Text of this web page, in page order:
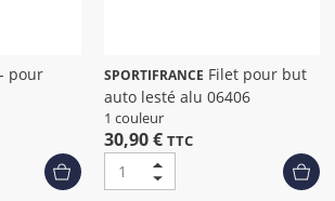
SPORTIFRANCE
auto lesté alu 06406
1 couleur
30,90 € TTC